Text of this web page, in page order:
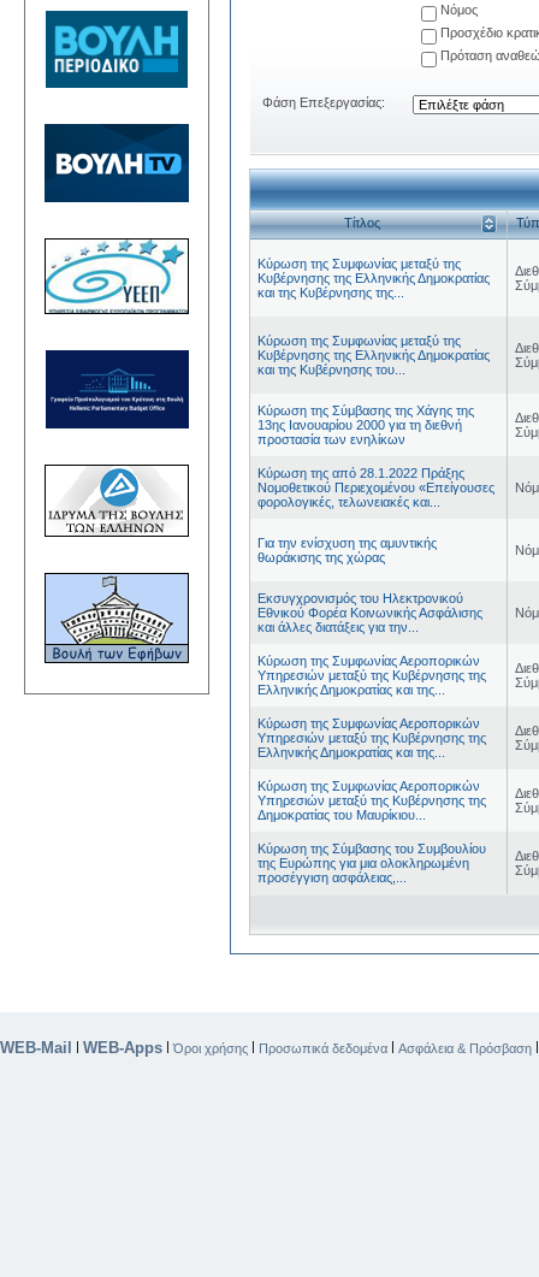
Νόμος
Προσχέδιο
Πρόταση
Φάση Επεξεργασίας:
Τίτλος
Κύρωση της Συμφωνίας μεταξύ της
Κυβέρνησης της Ελληνικής Δημοκρατίας
και της Κυβέρνησης της...
Κύρωση της Συμφωνίας μεταξύ της
Κυβέρνησης της Ελληνικής Δημοκρατίας
και της Κυβέρνησης του...
Κύρωση της Σύμβασης της Χάγης της
13ης Ιανουαρίου 2000 για τη διεθνή
προστασία των ενηλίκων
Κύρωση της από 28.1.2022 Πράξης
Νομοθετικού Περιεχομένου «Επείγουσες
φορολογικές, τελωνειακές και...
Για την ενίσχυση της αμυντικής
θωράκισης της χώρας
Εκσυγχρονισμός του Ηλεκτρονικού
Εθνικού Φορέα Κοινωνικής Ασφάλισης
και άλλες διατάξεις για την...
Κύρωση της Συμφωνίας Αεροπορικών
Υπηρεσιών μεταξύ της Κυβέρνησης της
Ελληνικής Δημοκρατίας και της...
Κύρωση της Συμφωνίας Αεροπορικών
Υπηρεσιών μεταξύ της Κυβέρνησης της
Ελληνικής Δημοκρατίας και της...
Κύρωση της Συμφωνίας Αεροπορικών
Υπηρεσιών μεταξύ της Κυβέρνησης της
Δημοκρατίας του Μαυρίκιου...
Κύρωση της Σύμβασης του Συμβουλίου
της Ευρώπης για μια ολοκληρωμένη
προσέγγιση ασφάλειας,...
WEB-Mail | WEB-Apps |Όροι χρήσης | Προσωπικά δεδομένα | Ασφάλεια & Πρόσβαση